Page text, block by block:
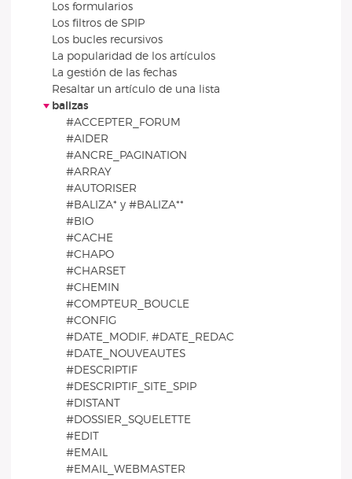
Los formularios
Los filtros de SPIP
Los bucles recursivos
La popularidad de los artículos
La gestión de las fechas
Resaltar un artículo de una lista
balizas
#ACCEPTER_FORUM
#AIDER
#ANCRE_PAGINATION
#ARRAY
#AUTORISER
#BALIZA* y #BALIZA**
#BIO
#CACHE
#CHAPO
#CHARSET
#CHEMIN
#COMPTEUR_BOUCLE
#CONFIG
#DATE_MODIF, #DATE_REDAC
#DATE_NOUVEAUTES
#DESCRIPTIF
#DESCRIPTIF_SITE_SPIP
#DISTANT
#DOSSIER_SQUELETTE
#EDIT
#EMAIL
#EMAIL_WEBMASTER